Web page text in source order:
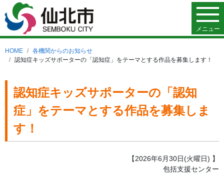
メニュー
HOME
各機関からのお知らせ
認知症キッズサポーターの「認知症」をテーマとする作品を募集します！
認知症キッズサポーターの「認知
症」をテーマとする作品を募集しま
す！
【2026年6月30日(火曜日) 】
包括支援センター